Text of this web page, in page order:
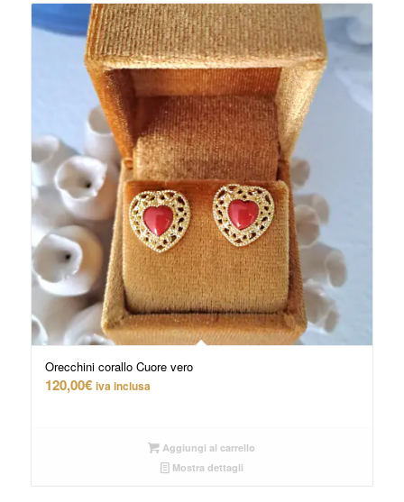
Orecchini corallo Cuore vero
120,00€ iva inclusa
Aggiungi al carrello
Mostra dettagli